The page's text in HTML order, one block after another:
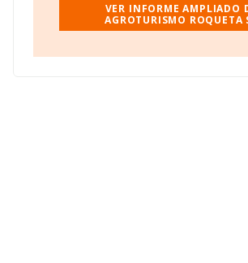
Agroturismo Roqueta S.L
tiene domicilio fiscal en Lugar Roqueta
Baleares.
VER INFORME AMPLIADO
AGROTURISMO ROQUETA